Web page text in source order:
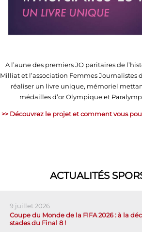
A l’aune des premiers JO paritaires de
Milliat et l’association Femmes Journalistes
réaliser un livre unique, mémoriel
médailles d’or Olympique et
>> Découvrez le projet et comment vous
ACTUALITÉS
9 juillet 2026
Coupe du Monde de la FIFA 2026 : à la
stades du Final 8 !